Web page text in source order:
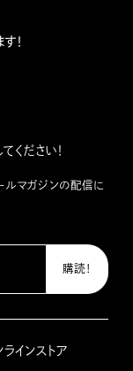
！
ください！
ルマガジンの配信に
ラインストア